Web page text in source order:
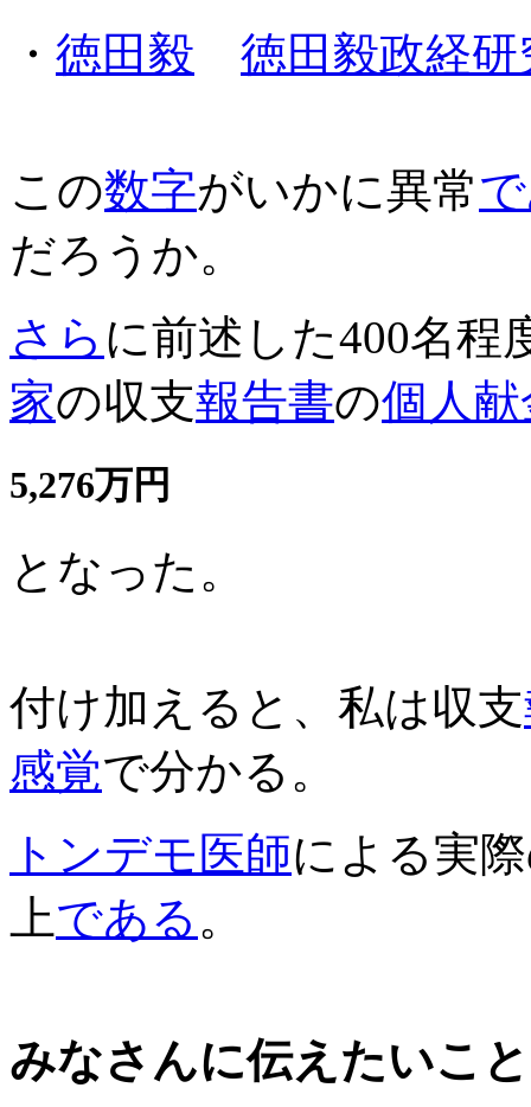
・ 徳田毅 徳田毅政経研
この数字がいかに異常
だろうか。
さら に前述した400名程
家の収支報告書の個人献
5,276万円
となった。
付け加えると、私は収支
感覚で分かる。
トンデモ 医師による実
上である 。
みなさんに伝えたいこと